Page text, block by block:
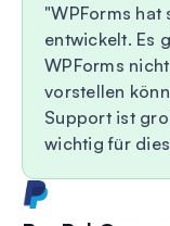
WPForms
entwickelt. Es
WPForms
vorstellen
Support ist
wichtig für